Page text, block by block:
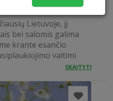
Lietuvoje, jį
bei salomis galima
krante esančio
valtimi
SKAITYTI